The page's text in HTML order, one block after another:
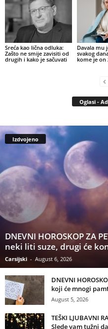
Sreća kao lična odluka:
Zašto ne smije zavisiti od
drugih i kako je sačuvati
Davala mu
svakog
kome je on
Oglasi -
Izdvojeno
DNEVNI HOROSKOP ZA
neki liti suze, drugi će
Carsijski - August 6, 2026
DNEVNI
koji će mnogi
August 5, 2026
TEŠKI LJUBAVNI
Slede vam tužni